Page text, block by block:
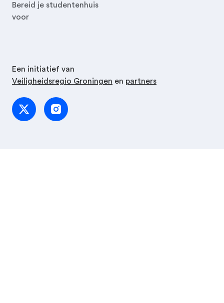
Bereid je studentenhuis
voor
Een initiatief van
Veiligheidsregio Groningen en partners